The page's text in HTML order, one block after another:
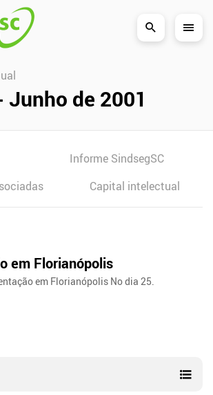
Junho de 2001
Informe SindsegSC
Capital intelectual
em Florianópolis
em Florianópolis No dia 25.